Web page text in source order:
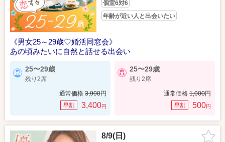
個室6対6
年齢が近い人と出会いたい
《男女25～29歳♡婚活同窓会》
あの頃みたいに自然と話せる出会い
25〜29歳
残り2席
通常価格 3,900円
早割 3,400円
25〜29歳
残り2席
通常価格 1,000円
早割 500円
8/9(日)